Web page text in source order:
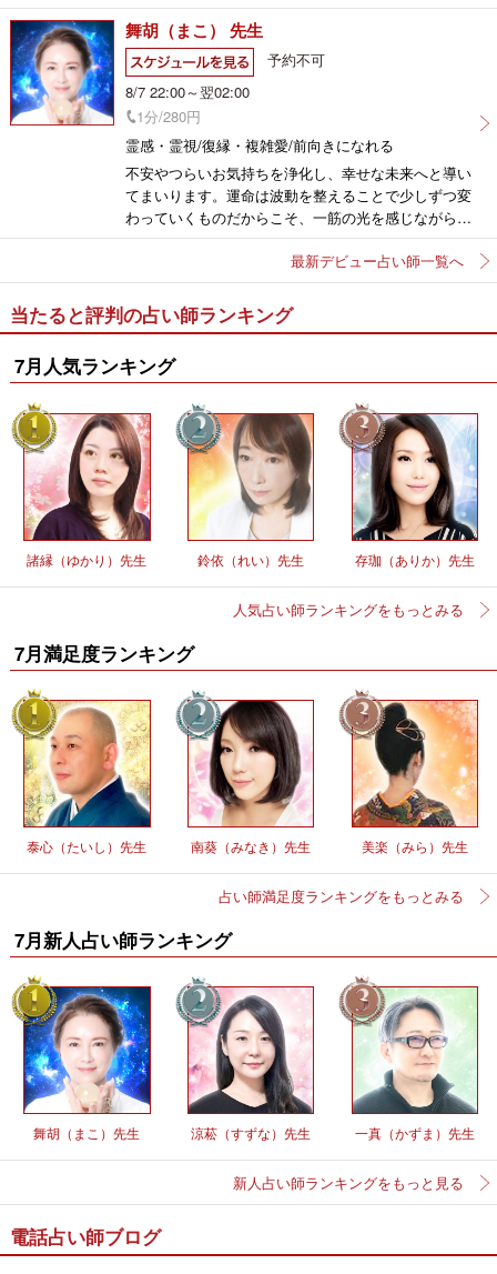
舞胡（まこ） 先生
予約不可
8/7 22:00～翌02:00
1分/280円
霊感・霊視/復縁・複雑愛/前向きになれる
不安やつらいお気持ちを浄化し、幸せな未来へと導い
てまいります。運命は波動を整えることで少しずつ変
わっていくものだからこそ、一筋の光を感じながら、
望む未来への一歩を一緒に踏み出していきましょう。
最新デビュー占い師一覧へ
当たると評判の占い師ランキング
7月人気ランキング
諸縁（ゆかり）先生 鈴依（れい）先生 存珈（ありか）先生
人気占い師ランキングをもっとみる
7月満足度ランキング
泰心（たいし）先生 南葵（みなき）先生 美楽（みら）先生
占い師満足度ランキングをもっとみる
7月新人占い師ランキング
舞胡（まこ）先生 涼菘（すずな）先生 一真（かずま）先生
新人占い師ランキングをもっと見る
電話占い師ブログ